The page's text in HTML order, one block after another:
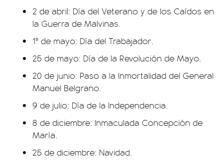
2 de abril: Día del Veterano y de los Caídos en
la Guerra de Malvinas.
1° de mayo: Día del Trabajador.
25 de mayo: Día de la Revolución de Mayo.
20 de junio: Paso a la Inmortalidad del General
Manuel Belgrano.
9 de julio: Día de la Independencia.
8 de diciembre: Inmaculada Concepción de
María.
25 de diciembre: Navidad.